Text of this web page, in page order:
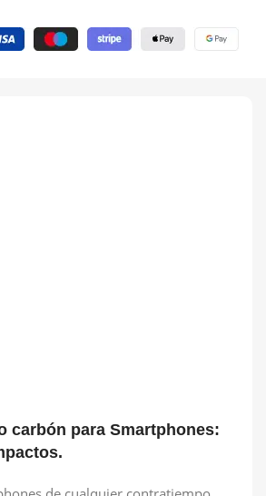
carbón para Smartphones: